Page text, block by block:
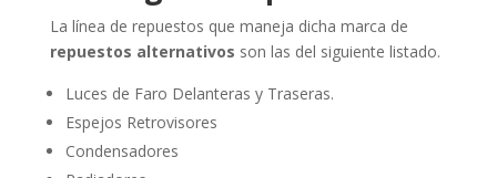
La línea de repuestos que maneja dicha marca de
repuestos alternativos son las del siguiente listado.
Luces de Faro Delanteras y Traseras.
Espejos Retrovisores
Condensadores